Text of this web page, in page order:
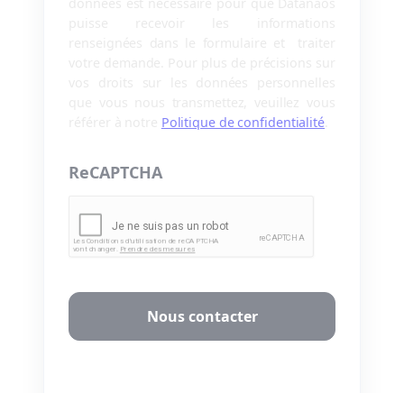
Politique de confidentialité
ReCAPTCHA